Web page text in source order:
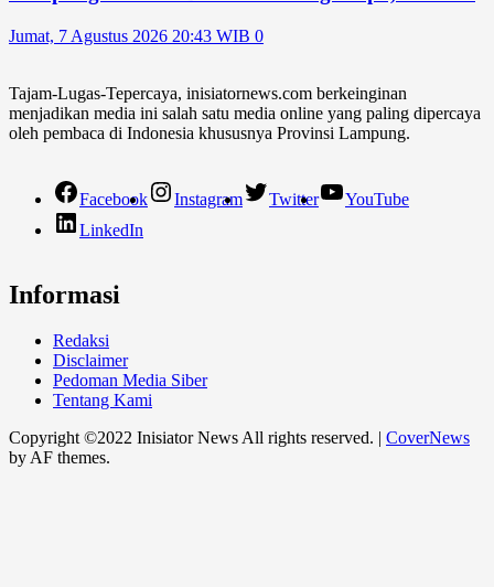
Jumat, 7 Agustus 2026 20:43 WIB 0
Tajam-Lugas-Tepercaya, inisiatornews.com berkeinginan
menjadikan media ini salah satu media online yang paling dipercaya
oleh pembaca di Indonesia khususnya Provinsi Lampung.
Facebook Instagram Twitter
YouTube
LinkedIn
Informasi
Redaksi
Disclaimer
Pedoman Media Siber
Tentang Kami
Copyright ©2022 Inisiator News All rights reserved. | CoverNews
by AF themes.